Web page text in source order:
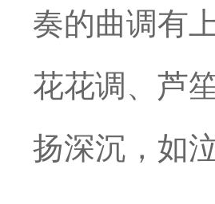
奏的曲调有
花花调、芦
扬深沉，如